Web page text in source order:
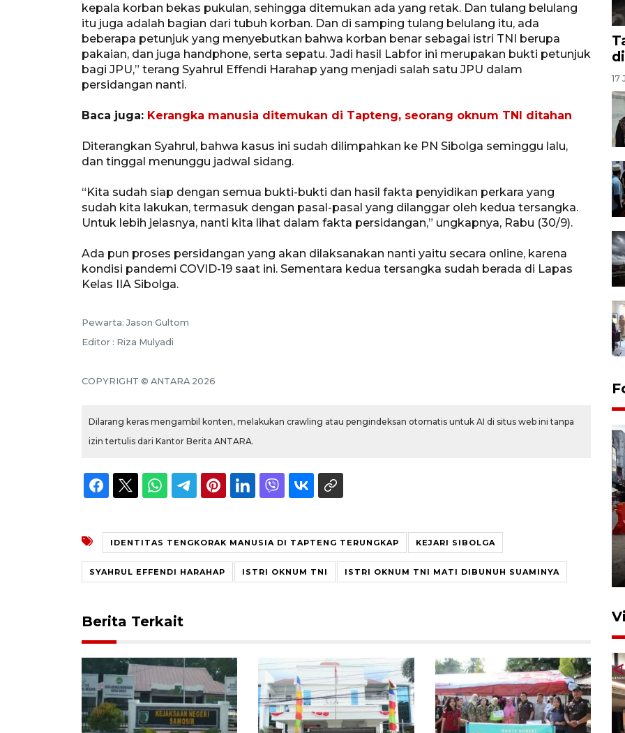
kepala korban bekas pukulan, sehingga ditemukan ada yang retak. Dan tulang belulang
itu juga adalah bagian dari tubuh korban. Dan di samping tulang belulang itu, ada
beberapa petunjuk yang menyebutkan bahwa korban benar sebagai istri TNI berupa
pakaian, dan juga handphone, serta sepatu. Jadi hasil Labfor ini merupakan bukti petunjuk
bagi JPU,” terang Syahrul Effendi Harahap yang menjadi salah satu JPU dalam
persidangan nanti.
Baca juga: Kerangka manusia ditemukan di Tapteng, seorang oknum TNI ditahan
Diterangkan Syahrul, bahwa kasus ini sudah dilimpahkan ke PN Sibolga seminggu lalu,
dan tinggal menunggu jadwal sidang.
“Kita sudah siap dengan semua bukti-bukti dan hasil fakta penyidikan perkara yang
sudah kita lakukan, termasuk dengan pasal-pasal yang dilanggar oleh kedua tersangka.
Untuk lebih jelasnya, nanti kita lihat dalam fakta persidangan,” ungkapnya, Rabu (30/9).
Ada pun proses persidangan yang akan dilaksanakan nanti yaitu secara online, karena
kondisi pandemi COVID-19 saat ini. Sementara kedua tersangka sudah berada di Lapas
Kelas IIA Sibolga.
Pewarta: Jason Gultom
Editor : Riza Mulyadi
COPYRIGHT © ANTARA 2026
Dilarang keras mengambil konten, melakukan crawling atau pengindeksan otomatis untuk AI di situs web ini tanpa
izin tertulis dari Kantor Berita ANTARA.
IDENTITAS TENGKORAK MANUSIA DI TAPTENG TERUNGKAP KEJARI SIBOLGA
SYAHRUL EFFENDI HARAHAP ISTRI OKNUM TNI ISTRI OKNUM TNI MATI DIBUNUH SUAMINYA
Berita Terkait
17
Pelaporan SPT Tahunan di
Sumut
27 April 2026 15:34